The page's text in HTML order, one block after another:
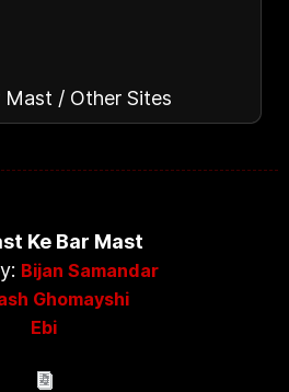
Mast / Other Sites
Ke Bar Mast
Bijan Samandar
Ghomayshi
Ebi